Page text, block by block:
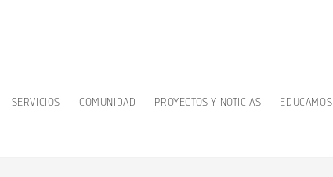
SERVICIOS COMUNIDAD PROYECTOS Y NOTICIAS EDUCAMOS